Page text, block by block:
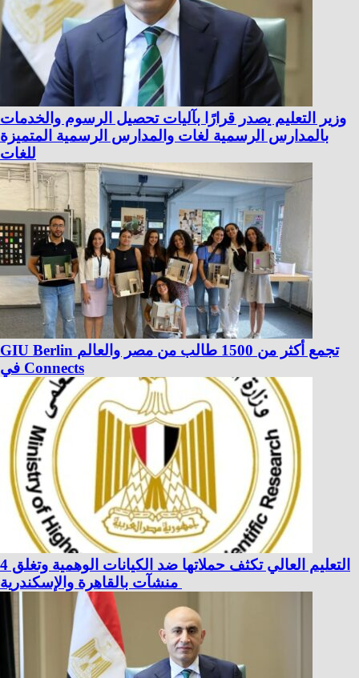
وزير التعليم يصدر قرارًا بآليات تحصيل الرسوم والخدمات
بالمدارس الرسمية لغات والمدارس الرسمية المتميزة
للغات
GIU Berlin تجمع أكثر من 1500 طالب من مصر والعالم
في Connects
التعليم العالي تكثف حملاتها ضد الكيانات الوهمية وتغلق 4